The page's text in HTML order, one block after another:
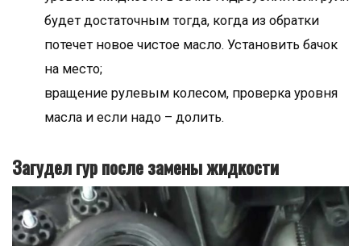
будет достаточным тогда, когда из обратки
потечет новое чистое масло. Установить бачок
на место;
вращение рулевым колесом, проверка уровня
масла и если надо – долить.
Загудел гур после замены жидкости